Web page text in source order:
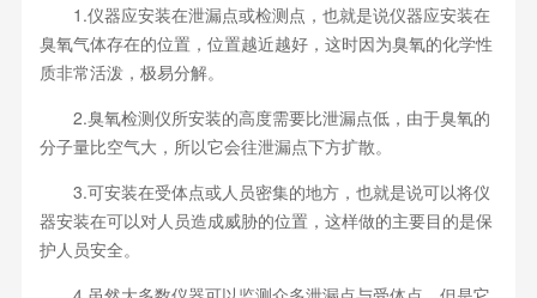
1.仪器应安装在泄漏点或检测点，也就是说仪器应安装在
臭氧气体存在的位置，位置越近越好，这时因为臭氧的化学性
质非常活泼，极易分解。
2.臭氧检测仪所安装的高度需要比泄漏点低，由于臭氧的
分子量比空气大，所以它会往泄漏点下方扩散。
3.可安装在受体点或人员密集的地方，也就是说可以将仪
器安装在可以对人员造成威胁的位置，这样做的主要目的是保
护人员安全。